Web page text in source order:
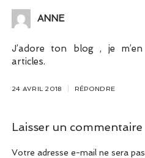
ANNE
J’adore ton blog , je
articles.
24 AVRIL 2018 RÉPONDRE
Laisser un commentaire
Votre adresse e-mail ne sera pas